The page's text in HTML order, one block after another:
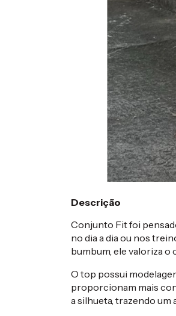
Descrição
Conjunto Fit foi
no dia a dia ou nos
bumbum, ele valoriza o
O top possui
proporcionam mais
a silhueta, trazendo um